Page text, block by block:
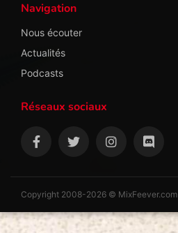
Navigation
Nous écouter
Actualités
Podcasts
Réseaux sociaux
Copyright 2008-2026 © MixFeever.com